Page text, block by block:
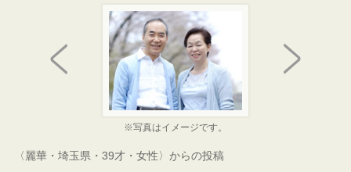
※写真はイメージです。
〈麗華・埼玉県・39才・女性〉からの投稿